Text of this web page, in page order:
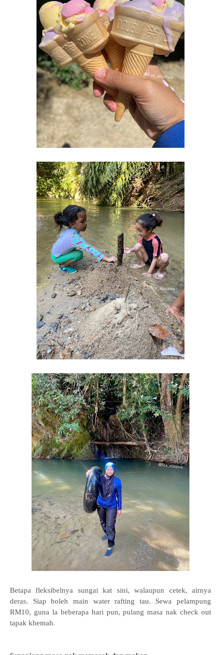
Betapa fleksibelnya sungai kat sini, walaupun cetek, airnya
deras. Siap boleh main water rafting tau. Sewa pelampung
RM10, guna la beberapa hari pun, pulang masa nak check out
tapak khemah.